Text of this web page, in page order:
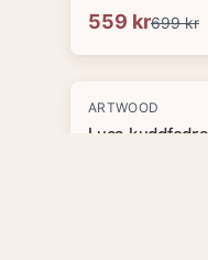
559 kr699 kr
-20%
ARTWOOD
Luca